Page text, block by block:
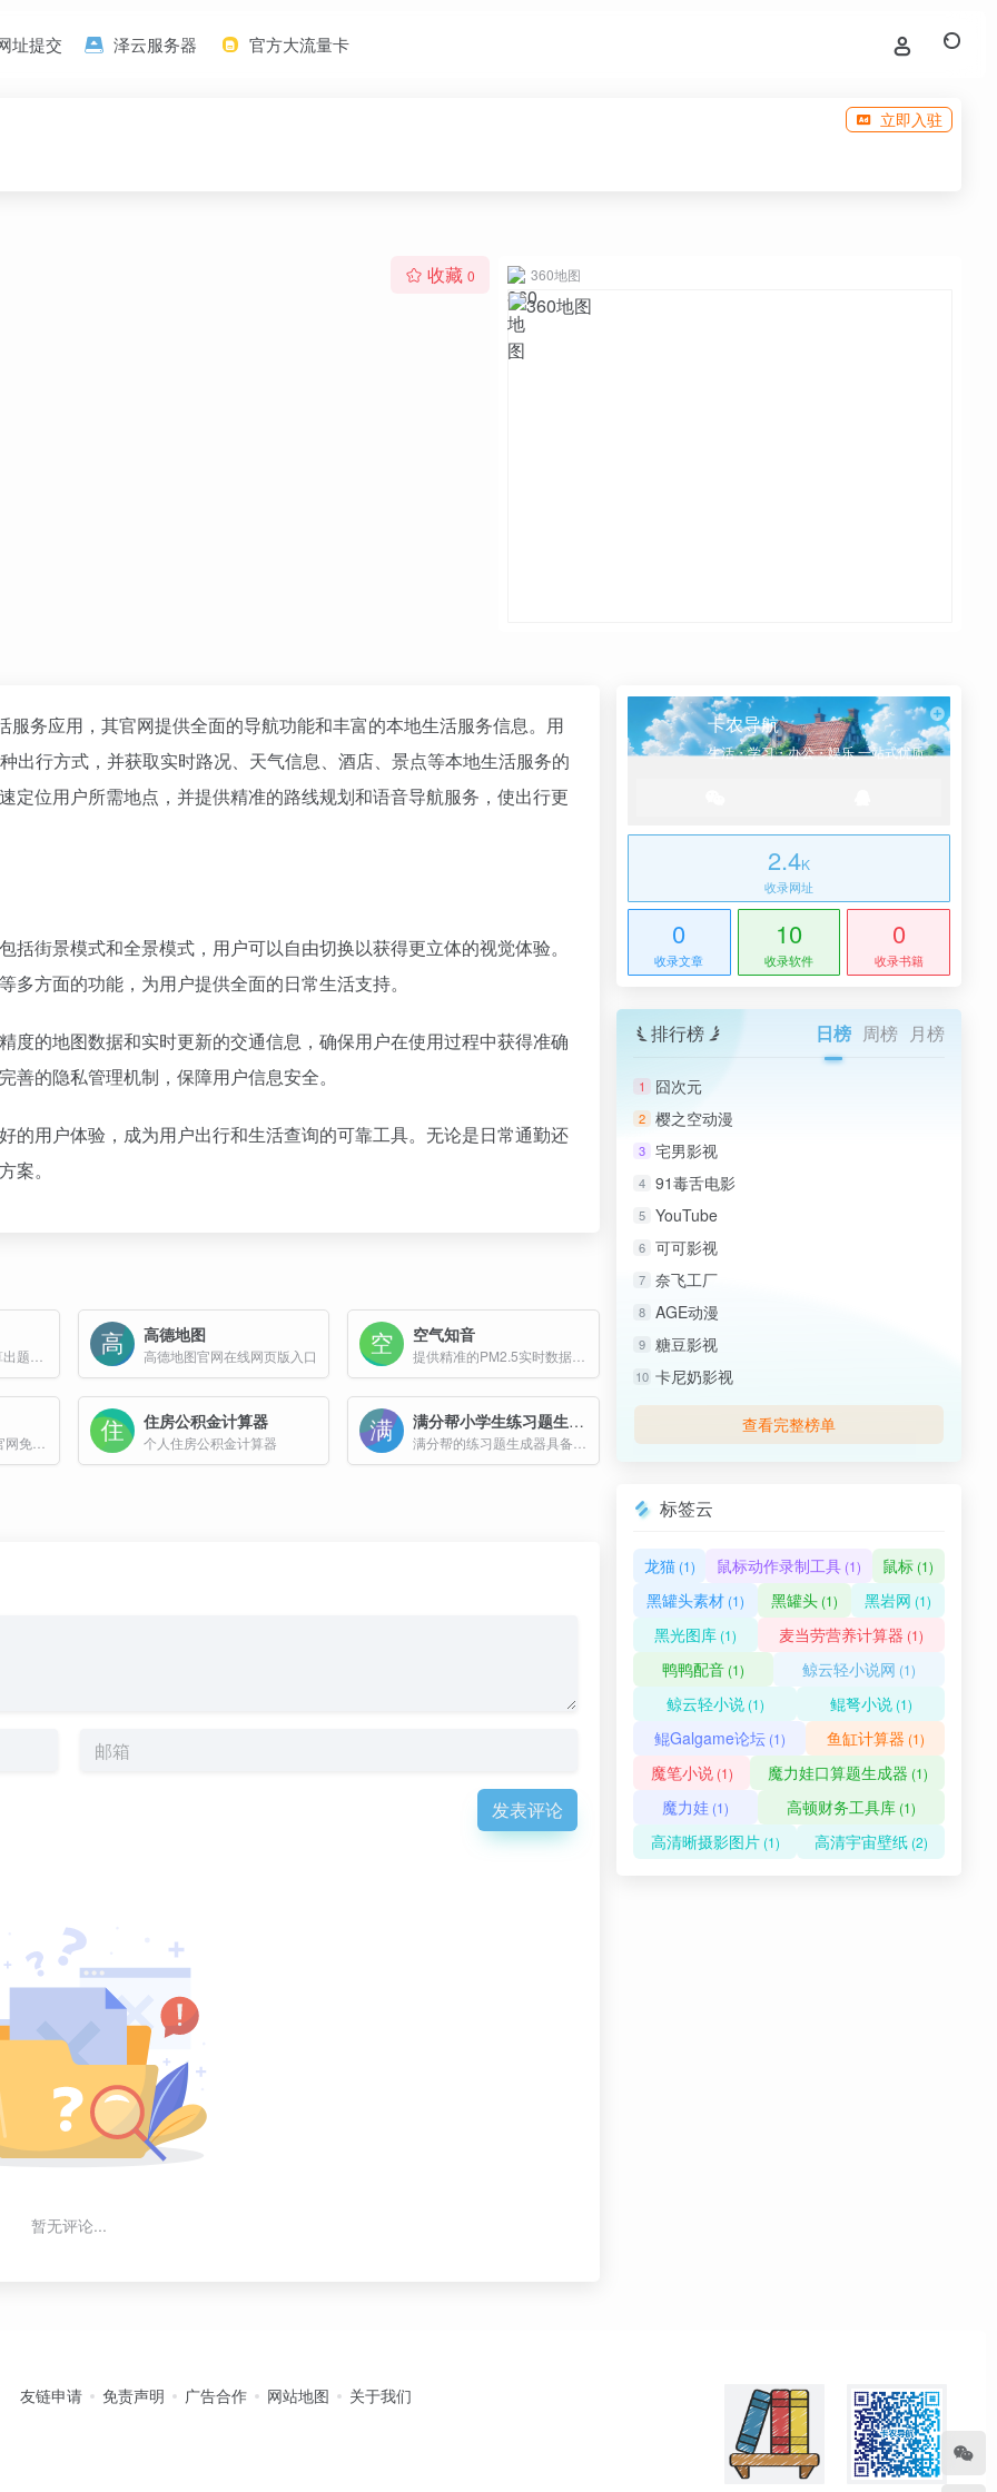
址提交 泽云服务器 官方大流量卡
立即入驻
收藏 0 360地图
务应用，其官网提供全面的导航功能和丰富的本地生活服务信息。用
出行方式，并获取实时路况、天气信息、酒店、景点等本地生活服务的
定位用户所需地点，并提供精准的路线规划和语音导航服务，使出行更
街景模式和全景模式，用户可以自由切换以获得更立体的视觉体验。
方面的功能，为用户提供全面的日常生活支持。
度的地图数据和实时更新的交通信息，确保用户在使用过程中获得准确
的隐私管理机制，保障用户信息安全。
的用户体验，成为用户出行和生活查询的可靠工具。无论是日常通勤还
案。
高德地图
高德地图官网在线网页版入口
空气知音
住房公积金计算器
个人住房公积金计算器
满分帮小学生练习题生成器
发表评论
暂无评论...
卡农导航
生活・学习・办公・娱乐 一站式优质网址导航
2.4K
收录网址
0
收录文章
10
收录软件
0
收录书籍
排行榜 日榜 周榜 月榜
1 囧次元
2 樱之空动漫
3 宅男影视
4 91毒舌电影
5 YouTube
6 可可影视
7 奈飞工厂
8 AGE动漫
9 糖豆影视
10 卡尼奶影视
查看完整榜单
标签云
龙猫(1) 鼠标动作录制工具(1) 鼠标 (1)
黑罐头素材 (1) 黑罐头 (1) 黑岩网 (1)
黑光图库 (1) 麦当劳营养计算器 (1)
鸭鸭配音 (1) 鲸云轻小说网 (1)
鲸云轻小说(1) 鲲弩小说(1)
鲲Galgame论坛(1) 鱼缸计算器 (1)
魔笔小说(1) 魔力娃口算题生成器 (1)
魔力娃 (1) 高顿财务工具库 (1)
高清晰摄影图片(1) 高清宇宙壁纸(2)
友链申请 免责声明 广告合作 网站地图 关于我们